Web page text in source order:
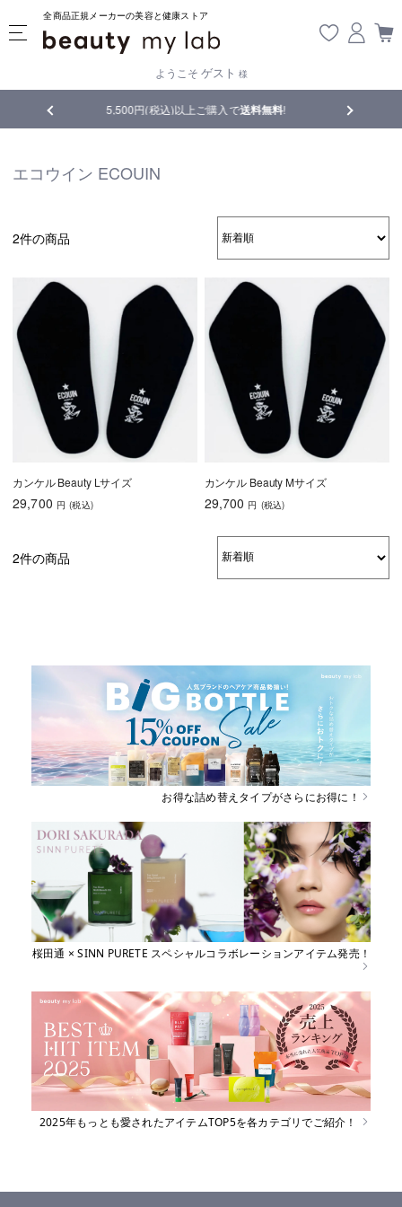
全商品正規メーカーの美容と健康ストア
ようこそ ゲスト 様
送料無料 【重要】熊本地震の影響により遅延が生じております
エコウイン ECOUIN
2件の商品
カンケル Beauty Lサイズ
29,700 円 (税込)
カンケル Beauty Mサイズ
29,700 円 (税込)
2件の商品
お得な詰め替えタイプがさらにお得に！
桜田通 × SINN PURETE スペシャルコラボレーションアイテム発売！
2025年もっとも愛されたアイテムTOP5を各カテゴリでご紹介！